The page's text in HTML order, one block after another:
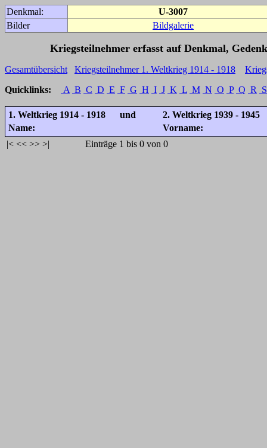
Denkmal:
U-3007
Bilder
Bildgalerie
Kriegsteilnehmer erfasst auf Denkmal,
Gesamtübersicht Kriegsteilnehmer 1. Weltkrieg 1914 - 1918
Quicklinks:
A B C D E F G H I J K L M N O P Q R S
1. Weltkrieg 1914 - 1918 und
2. Weltkrieg 1939 - 1945
Name:
Vorname:
|< << >> >| Einträge 1 bis 0 von 0